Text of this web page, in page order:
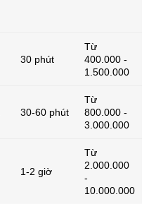
30 phút
Từ
400.000 -
1.500.000
30-60 phút
Từ
800.000 -
3.000.000
1-2 giờ
Từ
2.000.000
-
10.000.000